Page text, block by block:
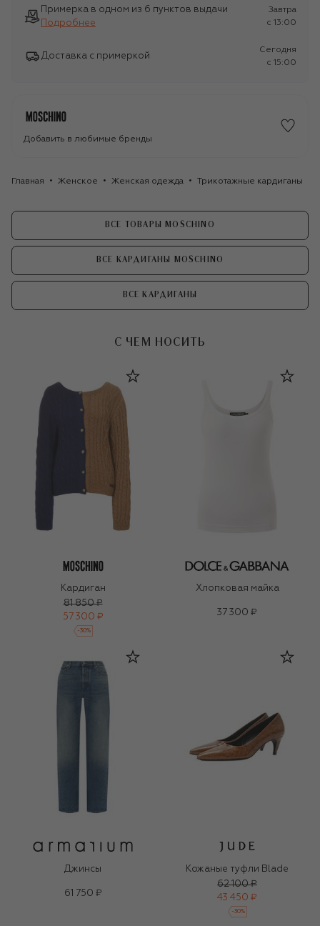
Примерка в одном из 6 пунктов выдачи
Подробнее
Завтра
c 13:00
Доставка с примеркой
Сегодня
c 15:00
Добавить в любимые бренды
Главная Женское Женская одежда Трикотажные кардиганы
ВСЕ ТОВАРЫ MOSCHINO
ВСЕ КАРДИГАНЫ MOSCHINO
ВСЕ КАРДИГАНЫ
С ЧЕМ НОСИТЬ
Кардиган
81 850 ₽
57 300 ₽
-30%
Хлопковая майка
37 300 ₽
Джинсы
61 750 ₽
Кожаные туфли Blade
62 100 ₽
43 450 ₽
-30%